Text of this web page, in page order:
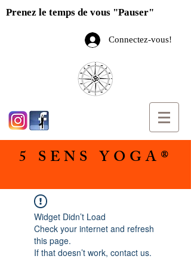
Prenez le temps de vous "Pauser"
Connectez-vous!
5 SENS YOGA®
Widget Didn’t Load
Check your internet and refresh
this page.
If that doesn’t work, contact us.